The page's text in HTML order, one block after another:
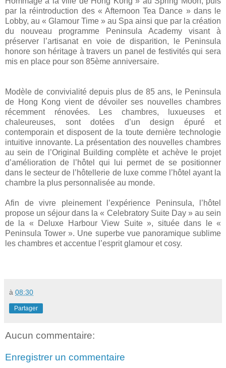
par la réintroduction des « Afternoon Tea Dance » dans le
Lobby, au « Glamour Time » au Spa ainsi que par la création
du nouveau programme Peninsula Academy visant à
préserver l’artisanat en voie de disparition, le Peninsula
honore son héritage à travers un panel de festivités qui sera
mis en place pour son 85ème anniversaire.
Modèle de convivialité depuis plus de 85 ans, le Peninsula
de Hong Kong vient de dévoiler ses nouvelles chambres
récemment rénovées. Les chambres, luxueuses et
chaleureuses, sont dotées d’un design épuré et
contemporain et disposent de la toute dernière technologie
intuitive innovante. La présentation des nouvelles chambres
au sein de l’Original Building complète et achève le projet
d’amélioration de l’hôtel qui lui permet de se positionner
dans le secteur de l’hôtellerie de luxe comme l’hôtel ayant la
chambre la plus personnalisée au monde.
Afin de vivre pleinement l’expérience Peninsula, l’hôtel
propose un séjour dans la « Celebratory SuiteDay » au sein
de
la « Deluxe HarbourView Suite », située dans le «
Peninsula Tower ». Une superbe vue panoramique sublime
les chambres et accentue l’esprit glamour et cosy.
à 08:30
Partager
Aucun commentaire:
Enregistrer un commentaire